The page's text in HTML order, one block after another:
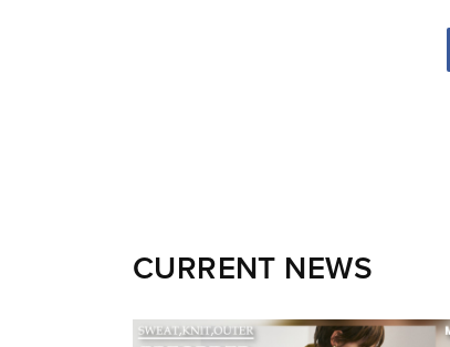
CURRENT NEWS